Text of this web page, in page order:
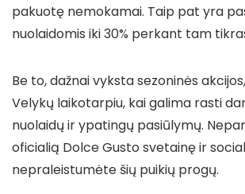
pakuotę nemokamai. Taip pat yra
nuolaidomis iki 30% perkant tam
Be to, dažnai vyksta sezoninės
Velykų laikotarpiu, kai galima rasti
nuolaidų ir ypatingų pasiūlymų.
oficialią Dolce Gusto svetainę ir
nepraleistumėte šių puikių progų.